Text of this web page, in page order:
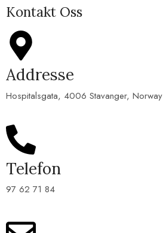
Kontakt Oss
Addresse
Hospitalsgata, 4006 Stavanger, Norway
Telefon
97 62 71 84